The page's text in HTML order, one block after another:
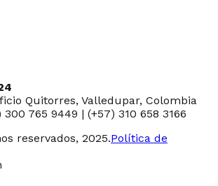
Quitorres, Valledupar, Colombia
300 765 9449 | (+57) 310 658 3166
reservados, 2025.Política de